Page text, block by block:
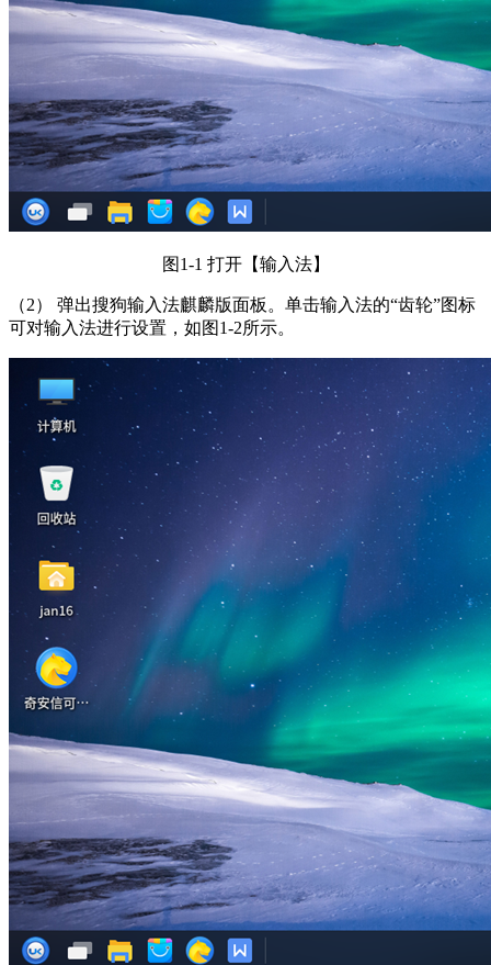
图1-1 打开【输入法】
（2） 弹出搜狗输入法麒麟版面板。单击输入法的“齿轮”图标
可对输入法进行设置，如图1-2所示。